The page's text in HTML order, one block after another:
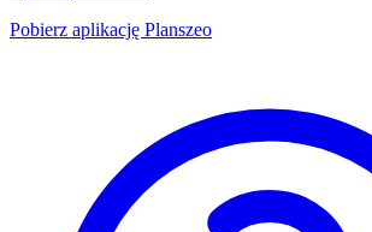
Pobierz aplikację Planszeo